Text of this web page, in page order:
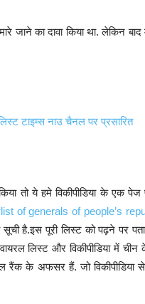
जाने का दावा किया था. लेकिन
टाइम्स नाउ चैनल पर प्रसारित
तो ये हमे विकीपीडिया के एक
‘list of generals of people’s
है.इस पूरी लिस्ट को पढ़ने पर
लिस्ट और विकीपीडिया में
के अफसर हैं. जो विकीपीडिया से